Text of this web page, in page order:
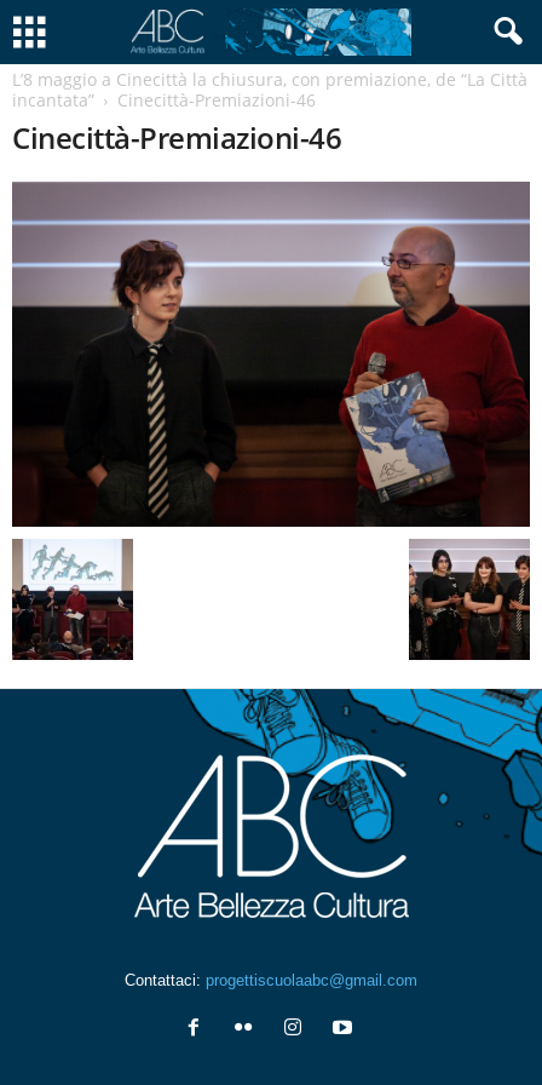
L’8 maggio a Cinecittà la chiusura, con premiazione, de “La Città
incantata”
Cinecittà-Premiazioni-46
Cinecittà-Premiazioni-46
Contattaci: progettiscuolaabc@gmail.com